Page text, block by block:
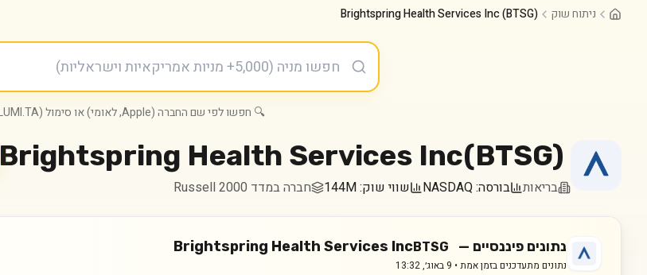
ניתוח שוק Brightspring Health Services Inc (BTSG)
🔍 חפשו לפי שם החברה (Apple, לאומי) או סימול (AAPL, LUMI.TA)
Brightspring Health Services Inc(BTSG)
בריאות בורסה:NASDAQ שווי שוק:144M חברה במדד Russell 2000
נתונים פיננסיים — Brightspring Health Services IncBTSG
נתונים מתעדכנים בזמן אמת • 9 באוג׳, 13:32